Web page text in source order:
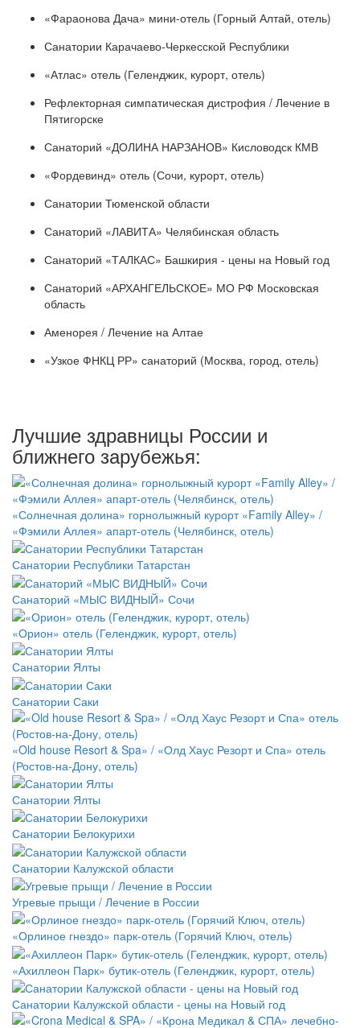
«Фараонова Дача» мини-отель (Горный Алтай, отель)
Санатории Карачаево-Черкесской Республики
«Атлас» отель (Геленджик, курорт, отель)
Рефлекторная симпатическая дистрофия / Лечение в
Пятигорске
Санаторий «ДОЛИНА НАРЗАНОВ» Кисловодск КМВ
«Фордевинд» отель (Сочи, курорт, отель)
Санатории Тюменской области
Санаторий «ЛАВИТА» Челябинская область
Санаторий «ТАЛКАС» Башкирия - цены на Новый год
Санаторий «АРХАНГЕЛЬСКОЕ» МО РФ Московская
область
Аменорея / Лечение на Алтае
«Узкое ФНКЦ РР» санаторий (Москва, город, отель)
Лучшие здравницы России и
ближнего зарубежья:
«Солнечная долина» горнолыжный курорт «Family Alley» /
«Фэмили Аллея» апарт-отель (Челябинск, отель)
Санатории Республики Татарстан
Санаторий «МЫС ВИДНЫЙ» Сочи
«Орион» отель (Геленджик, курорт, отель)
Санатории Ялты
Санатории Саки
«Old house Resort & Spa» / «Олд Хаус Резорт и Спа» отель
(Ростов-на-Дону, отель)
Санатории Ялты
Санатории Белокурихи
Санатории Калужской области
Угревые прыщи / Лечение в России
«Орлиное гнездо» парк-отель (Горячий Ключ, отель)
«Ахиллеон Парк» бутик-отель (Геленджик, курорт, отель)
Санатории Калужской области - цены на Новый год